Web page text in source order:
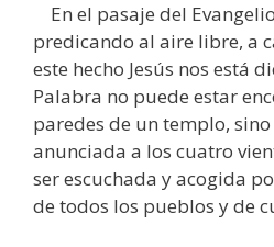
En el pasaje del
predicando al aire libre, a
este hecho Jesús nos está
Palabra no puede estar
paredes de un templo,
anunciada a los cuatro
ser escuchada y acogida
de todos los pueblos y de